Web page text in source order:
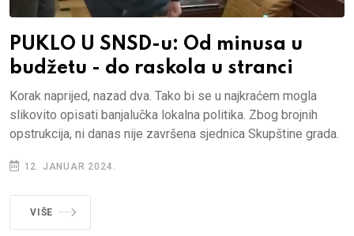
PUKLO U SNSD-u: Od minusa u
budžetu - do raskola u stranci
Korak naprijed, nazad dva. Tako bi se u najkraćem mogla
slikovito opisati banjalučka lokalna politika. Zbog brojnih
opstrukcija, ni danas nije završena sjednica Skupštine grada.
12. JANUAR 2024.
VIŠE